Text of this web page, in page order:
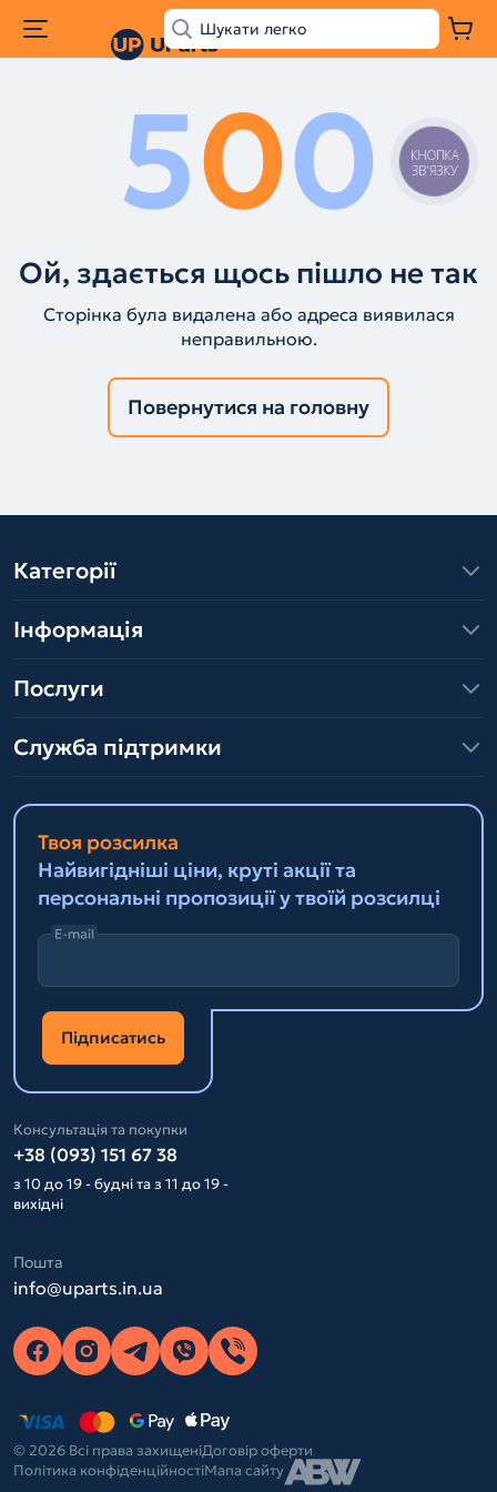
500
Ой, здається щось пішло не так
Сторінка була видалена або адреса виявилася
неправильною.
Повернутися на головну
Категорії
Інформація
Послуги
Служба підтримки
Твоя розсилка
Найвигідніші ціни, круті акції та
персональні пропозиції у твоїй розсилці
E-mail
Підписатись
Консультація та покупки
+38 (093) 151 67 38
з 10 до 19 - будні та з 11 до 19 -
вихідні
Пошта
info@uparts.in.ua
© 2026 Всі права захищеніДоговір оферти
Політика конфіденційностіМапа сайту
КНОПКА
ЗВ'ЯЗКУ